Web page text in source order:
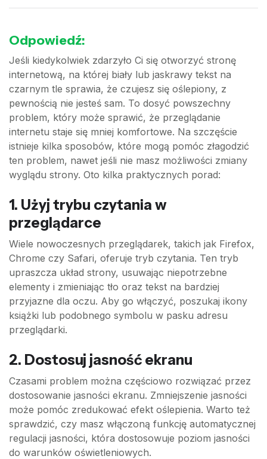
Odpowiedź:
Jeśli kiedykolwiek zdarzyło Ci się otworzyć stronę
internetową, na której biały lub jaskrawy tekst na
czarnym tle sprawia, że czujesz się oślepiony, z
pewnością nie jesteś sam. To dosyć powszechny
problem, który może sprawić, że przeglądanie
internetu staje się mniej komfortowe. Na szczęście
istnieje kilka sposobów, które mogą pomóc złagodzić
ten problem, nawet jeśli nie masz możliwości zmiany
wyglądu strony. Oto kilka praktycznych porad:
1. Użyj trybu czytania w
przeglądarce
Wiele nowoczesnych przeglądarek, takich jak Firefox,
Chrome czy Safari, oferuje tryb czytania. Ten tryb
upraszcza układ strony, usuwając niepotrzebne
elementy i zmieniając tło oraz tekst na bardziej
przyjazne dla oczu. Aby go włączyć, poszukaj ikony
książki lub podobnego symbolu w pasku adresu
przeglądarki.
2. Dostosuj jasność ekranu
Czasami problem można częściowo rozwiązać przez
dostosowanie jasności ekranu. Zmniejszenie jasności
może pomóc zredukować efekt oślepienia. Warto też
sprawdzić, czy masz włączoną funkcję automatycznej
regulacji jasności, która dostosowuje poziom jasności
do warunków oświetleniowych.